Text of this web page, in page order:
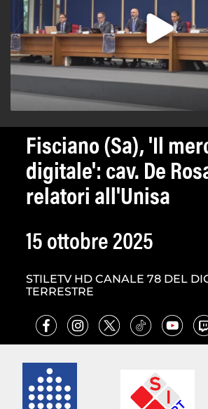
Fisciano (Sa), 'Il
digitale': cav. De
relatori all'Unisa
15 ottobre 2025
STILETV HD CANALE 78 DEL
TERRESTRE